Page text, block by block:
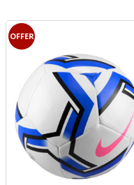
OFFER